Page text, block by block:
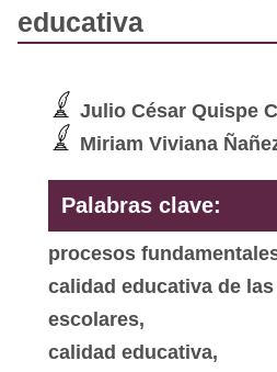
educativa
Julio César Quispe
Miriam Viviana
Palabras clave:
procesos
calidad educativa de
escolares,
calidad educativa,